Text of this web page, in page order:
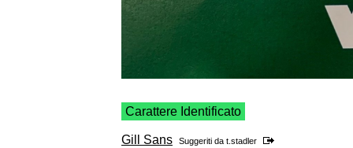
Carattere Identificato
Gill Sans Suggeriti da t.stadler